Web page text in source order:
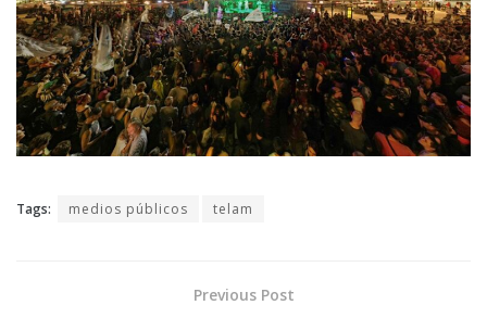
Tags: medios públicos telam
Previous Post